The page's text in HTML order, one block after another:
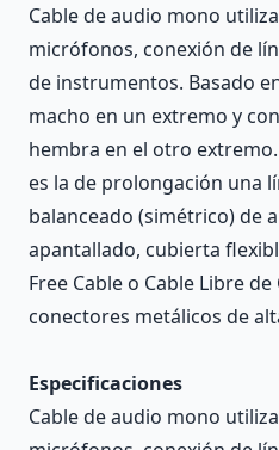
Cable de audio mono
micrófonos, conexión de
de instrumentos. Basado
macho en un extremo y
hembra en el otro
es la de prolongación una
balanceado (simétrico) de
apantallado, cubierta
Free Cable o Cable Libre
conectores metálicos de
Especificaciones
Cable de audio mono